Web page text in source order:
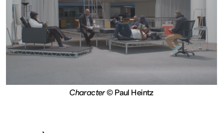
Mar – Ven
: 14h – 18h
Sam – Dim
Character© Paul Heintz